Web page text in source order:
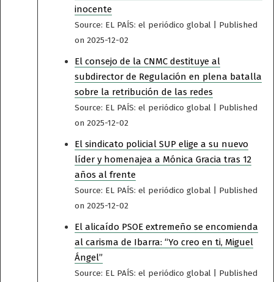
inocente
Source: EL PAÍS: el periódico global
Published
on 2025-12-02
El consejo de la CNMC destituye al
subdirector de Regulación en plena batalla
sobre la retribución de las redes
Source: EL PAÍS: el periódico global
Published
on 2025-12-02
El sindicato policial SUP elige a su nuevo
líder y homenajea a Mónica Gracia tras 12
años al frente
Source: EL PAÍS: el periódico global
Published
on 2025-12-02
El alicaído PSOE extremeño se encomienda
al carisma de Ibarra: “Yo creo en ti, Miguel
Ángel”
Source: EL PAÍS: el periódico global
Published